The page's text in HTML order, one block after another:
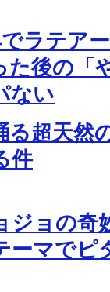
ラテア
た後の「
ない
る超天然
件
ジョの奇
ーマでピ